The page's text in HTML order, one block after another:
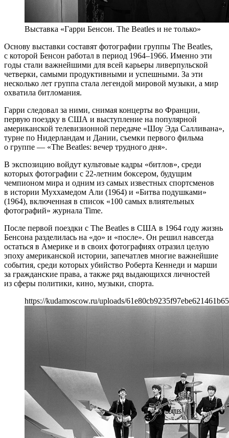
Выставка «Гарри Бенсон. The Beatles и не только»
Основу выставки составят фотографии группы The Beatles,
с которой Бенсон работал в период 1964–1966. Именно эти
годы стали важнейшими для всей карьеры ливерпульской
четверки, самыми продуктивными и успешными. За эти
несколько лет группа стала легендой мировой музыки, а мир
охватила битломания.
Гарри следовал за ними, снимая концерты во Франции,
первую поездку в США и выступление на популярной
американской телевизионной передаче «Шоу Эда Салливана»,
турне по Нидерландам и Дании, съемки первого фильма
о группе — «The Beatles: вечер трудного дня».
В экспозицию войдут культовые кадры «битлов», среди
которых фотографии с 22-летним боксером, будущим
чемпионом мира и одним из самых известных спортсменов
в истории Муххамедом Али (1964) и «Битва подушками»
(1964), включенная в список «100 самых влиятельных
фотографий» журнала Time.
После первой поездки с The Beatles в США в 1964 году жизнь
Бенсона разделилась на «до» и «после». Он решил навсегда
остаться в Америке и в своих фотографиях отразил целую
эпоху американской истории, запечатлев многие важнейшие
события, среди которых убийство Роберта Кеннеди и марши
за гражданские права, а также ряд выдающихся личностей
из сферы политики, кино, музыки, спорта.
https://kudamoscow.ru/uploads/